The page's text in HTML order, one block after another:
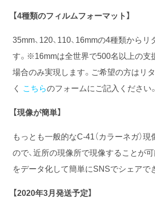
【4種類のフィルムフォーマット】
35mm、120、110、16mmの4種類から
す。※16mmは全世界で500名以上の支
場合のみ実現します。ご希望の方はリ
く こちらのフォームにご記入ください。
【現像が簡単】
もっとも一般的なC-41（カラーネガ）
ので、近所の現像所で現像することが
をデータ化して簡単にSNSでシェアで
【2020年3月発送予定】